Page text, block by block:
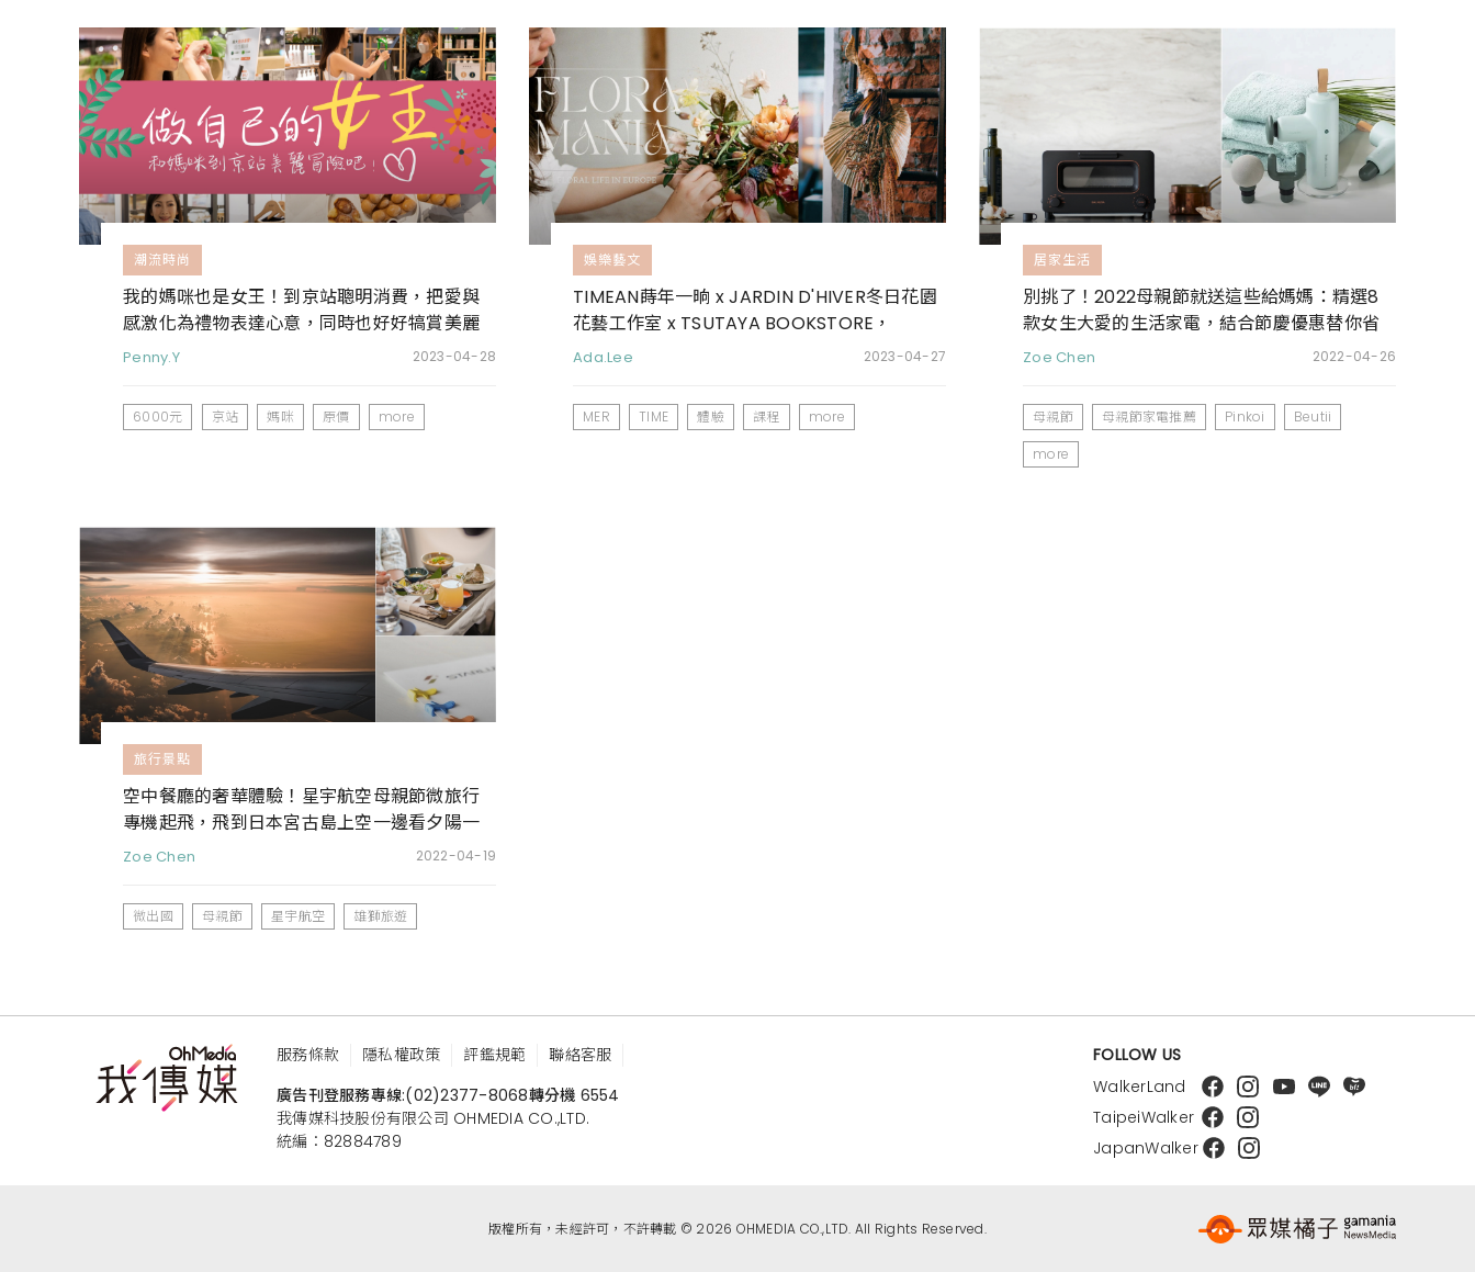
潮流時尚
我的媽咪也是女王！到京站聰明消費，把愛與
感激化為禮物表達心意，同時也好好犒賞美麗
自信的自己。
Penny.Y 2023-04-28
6000元 京站 媽咪 原價 more
娛樂藝文
TIMEAN蒔年一晌 x JARDIN D'HIVER冬日花園
花藝工作室 x TSUTAYA BOOKSTORE，
ROOMER Pre-launch Event攜手展現歐式花
Ada.Lee 2023-04-27
MER TIME 體驗 課程 more
居家生活
別挑了！2022母親節就送這些給媽媽：精選8
款女生大愛的生活家電，結合節慶優惠替你省
荷包
Zoe Chen 2022-04-26
母親節 母親節家電推薦 Pinkoi
Beutii
more
旅行景點
空中餐廳的奢華體驗！星宇航空母親節微旅行
專機起飛，飛到日本宮古島上空一邊看夕陽一
邊在機艙內享受米其林一星奢華料理
Zoe Chen 2022-04-19
微出國 母親節 星宇航空 雄獅旅遊
服務條款 隱私權政策 評鑑規範
聯絡客服
廣告刊登服務專線:(02)2377-8068轉分機 6554
我傳媒科技股份有限公司 OHMEDIA CO.,LTD.
統編：82884789
FOLLOW US
WalkerLand
TaipeiWalker
JapanWalker
版權所有，未經許可，不許轉載 © 2026 OHMEDIA CO.,LTD. All Rights Reserved.